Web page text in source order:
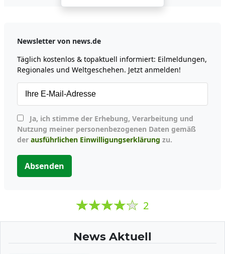
Newsletter von news.de
Täglich kostenlos & topaktuell informiert: Eilmeldungen,
Regionales und Weltgeschehen. Jetzt anmelden!
Nutzung meiner personenbezogenen Daten gemäß
der ausführlichen Einwilligungserklärung zu.
Absenden
2
News Aktuell